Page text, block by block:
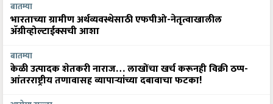
बातम्या
भारताच्या ग्रामीण अर्थव्यवस्थेसाठी एफपीओ-नेतृत्वाखालील
अ‍ॅग्रीव्होल्टाईक्सची आशा
बातम्या
केळी उत्पादक शेतकरी नाराज… लाखोंचा खर्च करूनही विक्री ठप्प-
आंतरराष्ट्रीय तणावासह व्यापाऱ्यांच्या दबावाचा फटका!